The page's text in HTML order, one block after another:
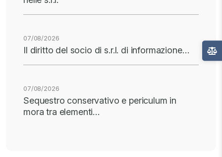
07/08/2026
Il diritto del socio di s.r.l. di informazione…
07/08/2026
Sequestro conservativo e periculum in
mora tra elementi…